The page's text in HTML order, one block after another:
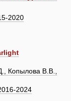
2020
Копылова В.В.,
2024